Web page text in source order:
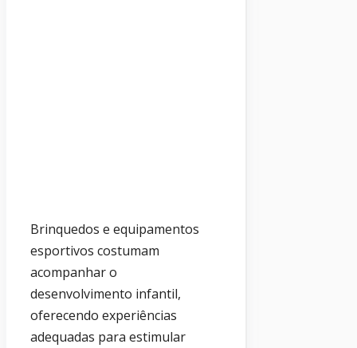
Brinquedos e equipamentos
esportivos costumam
acompanhar o
desenvolvimento infantil,
oferecendo experiências
adequadas para estimular